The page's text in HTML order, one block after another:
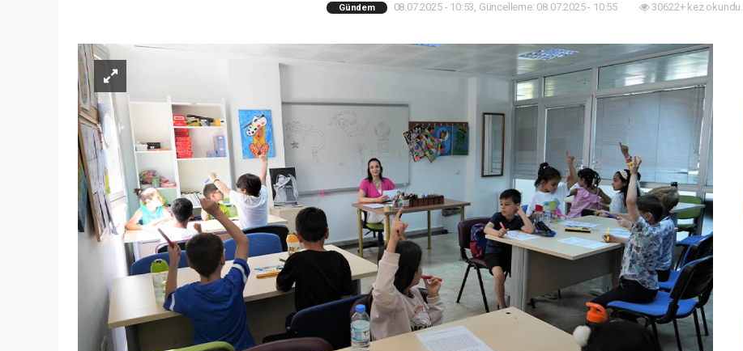
Gündem 08.07.2025 - 10:53, Güncelleme: 08.07.2025 - 10:55 30622+ kez okundu.